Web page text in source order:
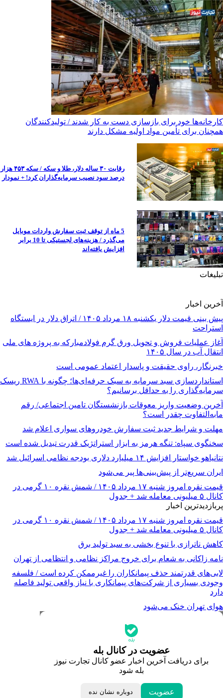
کارخانه‌ها خود برای بازسازی دست به کار شدند / تولیدکنندگان
همچنان برای تأمین مواد اولیه مشکل دارند
رقابت ۳۰ ساله دلار، طلا و سکه / سکه ۴۵۳ هزار
درصد سود نصیب سرمایه‌گذاران کرد! + نمودار
5 ماه از توقف ثبت سفارش واردات موبایل
می‌گذرد / هزینه‌های لجستیکی تا 10 برابر
افزایش یافته‌اند
تبلیغات
آخرین اخبار
پیش ‌بینی قیمت دلار یکشنبه ۱۸ مرداد ۱۴۰۵ / اتراق دلار در ایستگاه
استراحت
آغاز عملیات فروش و تحویل ورق گرم فولادمبارکه به پروژه های ملی
انتقال آب در سال ۱۴۰۵
خبرنگار، راوی حقیقت و پاسدار اعتماد عمومی است
استانداردسازی سبد سرمایه به سبک حرفه‌ای‌ها؛ چگونه با RWA ریسک
سرمایه‌گذاری را به حداقل برسانیم؟
آخرین وضعیت واریز معوقات بازنشستگان تامین اجتماعی/ رقم
مابه‌التفاوت چقدر است؟
مهلت و شرایط جدید ثبت سفارش خودروهای سواری اعلام شد
سخنگوی سپاه: تنگه هرمز به ابزار استراتژیک قدرت تبدیل شده است
نتانیاهو خواستار افزایش ۱۴ میلیارد دلاری بودجه نظامی اسرائیل شد
ایران سریع‌تر از پیش‌بینی‌ها پیر می‌شود
قیمت نقره امروز شنبه ۱۷ مرداد ۱۴۰۵ / شمش نقره ۱۰ گرمی در
کانال ۵ میلیونی معامله شد + جدول
پربازدیدترین اخبار
قیمت نقره امروز شنبه ۱۷ مرداد ۱۴۰۵ / شمش نقره ۱۰ گرمی در
کانال ۵ میلیونی معامله شد + جدول
کاهش ناترازی با تنوع بخشی به سبد تولید برق
نامه زاکانی به شعام برای خروج مراکز نظامی و انتظامی از تهران
لابی‌های قدرتمند حذف پیمانکاران را غیرممکن کرده است / فلسفه
وجودی بسیاری از شرکت‌های پیمانکاری با نیاز واقعی تولید فاصله
دارد
هوای تهران خنک می‌شود
عضویت در کانال بله
برای دریافت آخرین اخبار عضو کانال تجارت نیوز
بله شود
عضویت دوباره نشان نده
جدیدترین قیمت‌ها
قیمت درهم امارات
لحظه تحویل سال